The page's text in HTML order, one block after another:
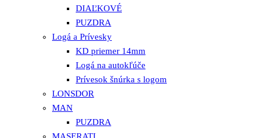
DIAĽKOVÉ
PUZDRA
Logá a Prívesky
KD priemer 14mm
Logá na autokľúče
Prívesok šnúrka s logom
LONSDOR
MAN
PUZDRA